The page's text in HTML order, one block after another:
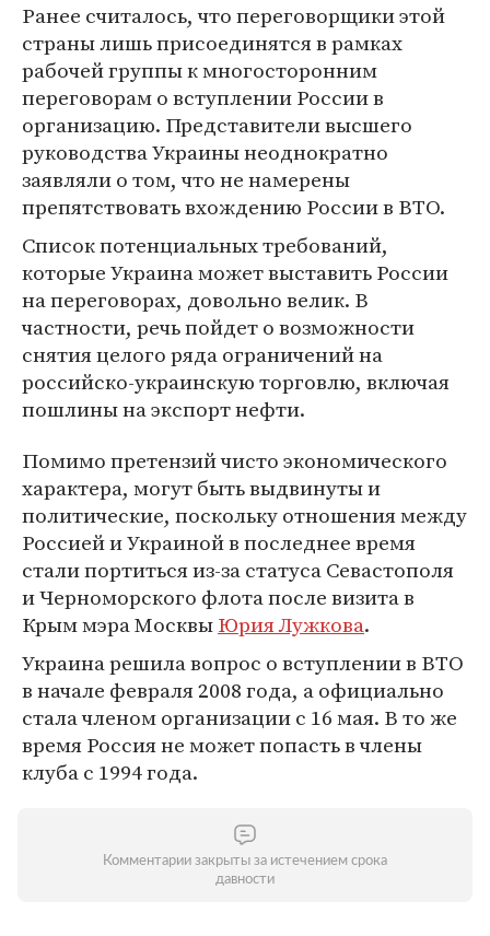
Ранее считалось, что переговорщики этой
страны лишь присоединятся в рамках
рабочей группы к многосторонним
переговорам о вступлении России в
организацию. Представители высшего
руководства Украины неоднократно
заявляли о том, что не намерены
препятствовать вхождению России в ВТО.
Список потенциальных требований,
которые Украина может выставить России
на переговорах, довольно велик. В
частности, речь пойдет о возможности
снятия целого ряда ограничений на
российско-украинскую торговлю, включая
пошлины на экспорт нефти.
Помимо претензий чисто экономического
характера, могут быть выдвинуты и
политические, поскольку отношения между
Россией и Украиной в последнее время
стали портиться из-за статуса Севастополя
и Черноморского флота после визита в
Крым мэра МосквыЮрия Лужкова.
Украина решила вопрос о вступлении в ВТО
в начале февраля 2008 года, а официально
стала членом организации с 16 мая. В то же
время Россия не может попасть в члены
клуба с 1994 года.
Комментарии закрыты за истечением срока
давности